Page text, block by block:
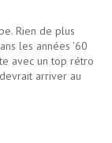
Rien de plus
les années '60
avec un top rétro
arriver au